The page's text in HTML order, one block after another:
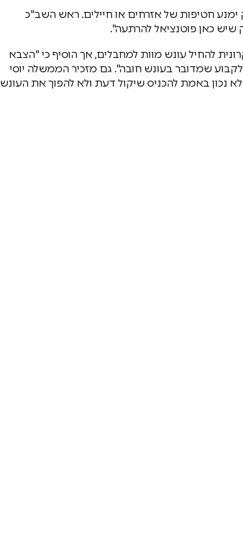
חטיפות של אזרחים או חיילים. ראש השב"כ
שיש כאן פוטנציאל להרתעה".
להחיל עונש מוות למחבלים, אך הוסיף כי "הצבא
שמדובר בעונש חובה". גם מזכיר הממשלה יוסי
באמת להכניס שיקול דעת ולא להפוך את העונש